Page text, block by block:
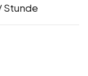
Stunde